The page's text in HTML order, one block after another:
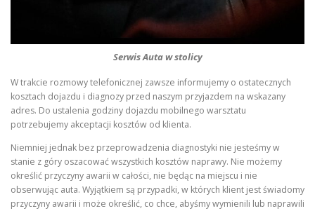
Serwis Auta w stolicy
W trakcie rozmowy telefonicznej zawsze informujemy o ostatecznych
kosztach dojazdu i diagnozy przed naszym przyjazdem na wskazany
adres. Do ustalenia godziny dojazdu mobilnego warsztatu
potrzebujemy akceptacji kosztów od klienta.
Niemniej jednak bez przeprowadzenia diagnostyki nie jesteśmy w
stanie z góry oszacować wszystkich kosztów naprawy. Nie możemy
określić przyczyny awarii w całości, nie będąc na miejscu i nie
obserwując auta. Wyjątkiem są przypadki, w których klient jest świadomy
przyczyny awarii i może określić, co chce, abyśmy wymienili lub naprawili